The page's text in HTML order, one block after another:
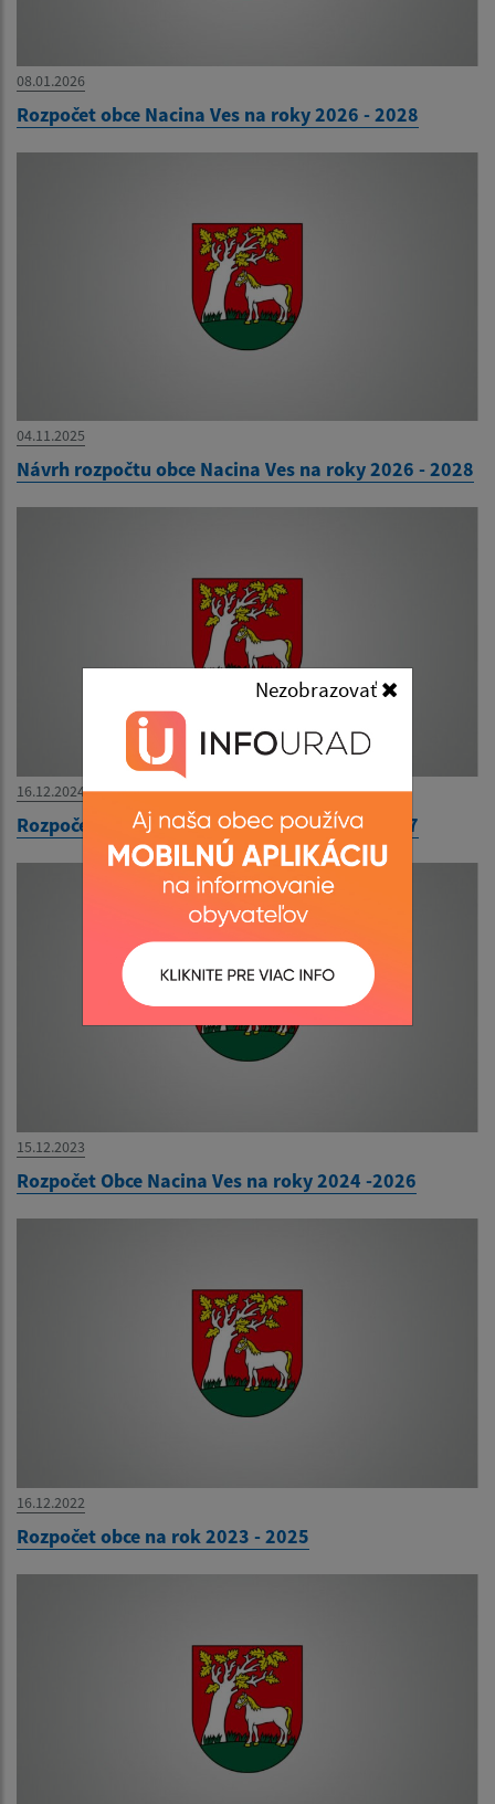
Nezobrazovať
08.01.2026
Rozpočet obce Nacina Ves na roky 2026 - 2028
04.11.2025
Návrh rozpočtu obce Nacina Ves na roky 2026 - 2028
16.12.2024
Rozpočet obce Nacina Ves na roky 2025 - 2027
15.12.2023
Rozpočet Obce Nacina Ves na roky 2024 -2026
16.12.2022
Rozpočet obce na rok 2023 - 2025